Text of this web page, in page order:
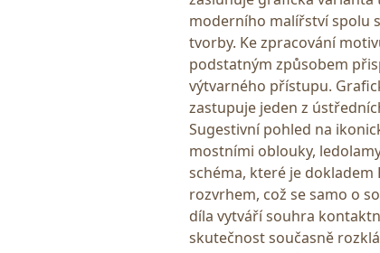
moderního malířství spolu
tvorby. Ke zpracování
podstatným způsobem
výtvarného přístupu.
zastupuje jeden z
Sugestivní pohled na
mostními oblouky,
schéma, které je
rozvrhem, což se samo o
díla vytváří souhra
skutečnost současně